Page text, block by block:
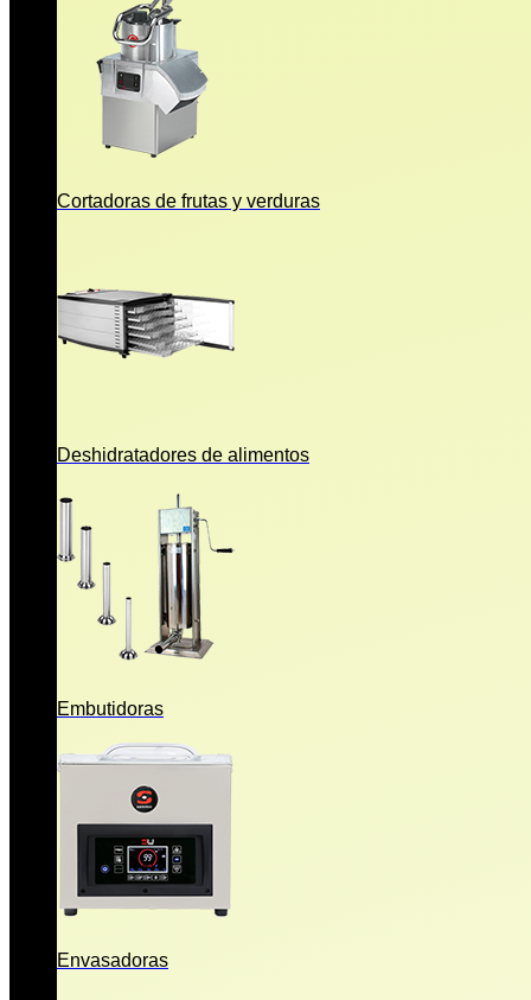
Cortadoras de frutas y verduras
Deshidratadores de alimentos
Embutidoras
Envasadoras